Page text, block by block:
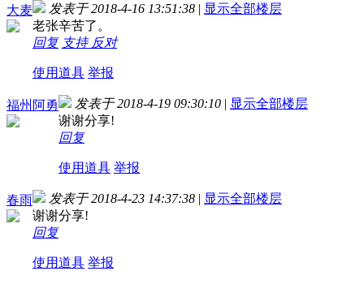
大麦 发表于 2018-4-16 13:51:38 | 显示全部楼层
老张辛苦了。
回复 支持 反对
使用道具 举报
福州阿勇 发表于 2018-4-19 09:30:10 | 显示全部楼层
谢谢分享!
回复
使用道具 举报
春雨 发表于 2018-4-23 14:37:38 | 显示全部楼层
谢谢分享!
回复
使用道具 举报